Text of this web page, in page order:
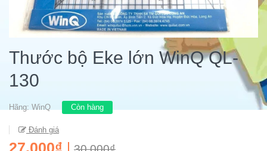
Thước bộ Eke lớn WinQ QL-
130
Hãng: WinQ Còn hàng
Đánh giá
27.000₫